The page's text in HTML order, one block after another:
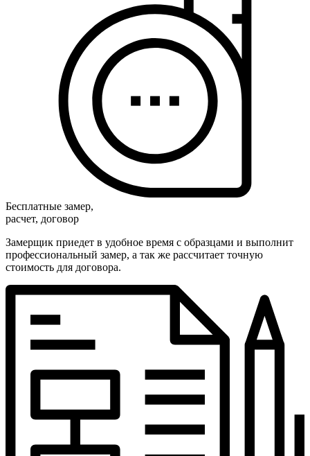
Бесплатные замер,
расчет, договор
Замерщик приедет в удобное время с образцами и выполнит
профессиональный замер, а так же рассчитает точную
стоимость для договора.